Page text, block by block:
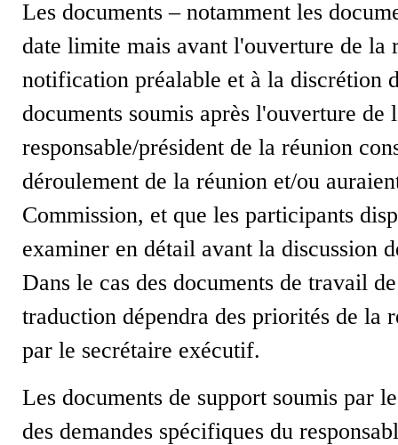
Les documents – notamment les
date limite mais avant l'ouverture de la
notification préalable et à la discrétion
documents soumis après l'ouverture
responsable/président de la réunion
déroulement de la réunion et/ou
Commission, et que les participants
examiner en détail avant la discussion
Dans le cas des documents de travail
traduction dépendra des priorités de la
par le secrétaire exécutif.
Les documents de support soumis par
des demandes spécifiques du